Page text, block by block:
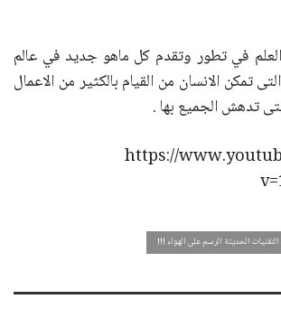
والعلم في تطور وتقدم كل ماهو جديد في عالم
تمكن الانسان من القيام بالكثير من الاعمال
تدهش الجميع بها .
https://
الحديثة الرسم على الهواء !!!